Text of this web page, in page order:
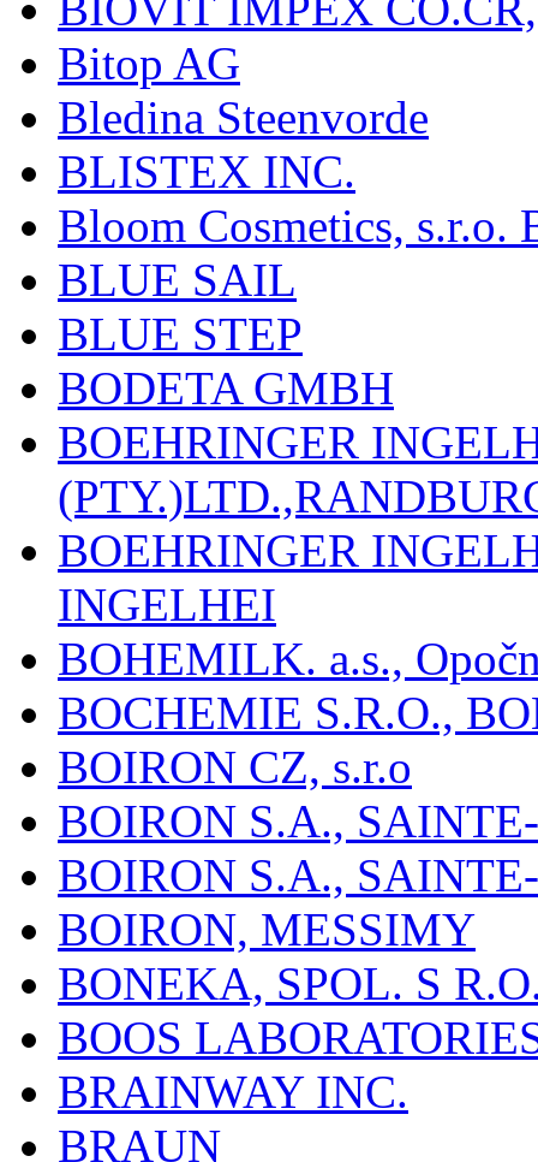
Bitop AG
Bledina Steenvorde
BLISTEX INC.
Bloom Cosmetics, s.r.o.
BLUE SAIL
BLUE STEP
BODETA GMBH
BOEHRINGER
BOEHRINGER
INGELHEI
BOHEMILK. a.s.,
BOCHEMIE S.R.O.,
BOIRON CZ, s.r.o
BOIRON S.A.,
BOIRON S.A.,
BOIRON, MESSIMY
BONEKA, SPOL. S
BOOS
BRAINWAY INC.
BRAUN